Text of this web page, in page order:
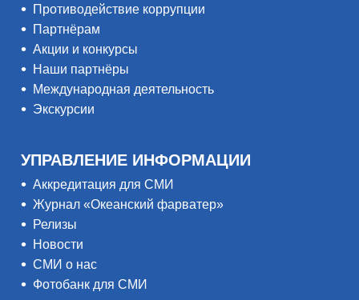
Противодействие коррупции
Партнёрам
Акции и конкурсы
Наши партнёры
Международная деятельность
Экскурсии
УПРАВЛЕНИЕ ИНФОРМАЦИИ
Аккредитация для СМИ
Журнал «Океанский фарватер»
Релизы
Новости
СМИ о нас
Фотобанк для СМИ